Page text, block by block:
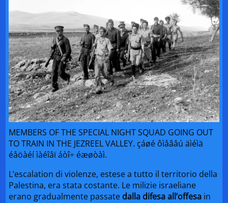
MEMBERS OF THE SPECIAL NIGHT SQUAD GOING OUT
TO TRAIN IN THE JEZREEL VALLEY. çáøé ôìåâåú äìéìä
éåöàéí ìàéîåï áòî÷ éæøòàì.
L’escalation di violenze, estese a tutto il territorio della
Palestina, era stata costante. Le milizie israeliane
erano gradualmente passate dalla difesa all’offesa in